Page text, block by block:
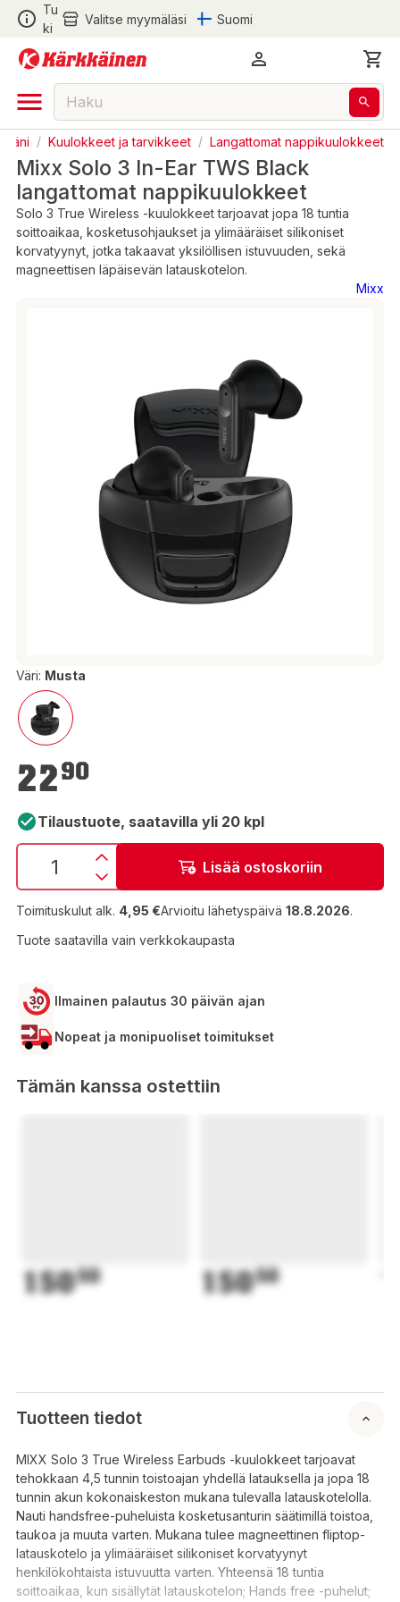
Tu
ki
Valitse myymäläsi Suomi
ääni / Kuulokkeet ja tarvikkeet / Langattomat nappikuulokkeet
Mixx Solo 3 In-Ear TWS Black
langattomat nappikuulokkeet
Solo 3 True Wireless -kuulokkeet tarjoavat jopa 18 tuntia
soittoaikaa, kosketusohjaukset ja ylimääräiset silikoniset
korvatyynyt, jotka takaavat yksilöllisen istuvuuden, sekä
magneettisen läpäisevän latauskotelon.
Mixx
Väri: Musta
2290
Tilaustuote, saatavilla yli 20 kpl
Lisää ostoskoriin
Toimituskulut alk. 4,95 €Arvioitu lähetyspäivä 18.8.2026.
Tuote saatavilla vain verkkokaupasta
Ilmainen palautus 30 päivän ajan
Nopeat ja monipuoliset toimitukset
Tämän kanssa ostettiin
15050 15050
Tuotteen tiedot
MIXX Solo 3 True Wireless Earbuds -kuulokkeet tarjoavat
tehokkaan 4,5 tunnin toistoajan yhdellä latauksella ja jopa 18
tunnin akun kokonaiskeston mukana tulevalla latauskotelolla.
Nauti handsfree-puheluista kosketusanturin säätimillä toistoa,
taukoa ja muuta varten. Mukana tulee magneettinen fliptop-
latauskotelo ja ylimääräiset silikoniset korvatyynyt
henkilökohtaista istuvuutta varten. Yhteensä 18 tuntia
soittoaikaa, kun sisällytät latauskotelon; Hands free -puhelut;